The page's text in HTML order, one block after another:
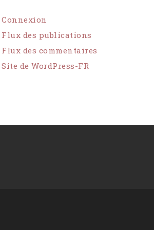
Connexion
Flux des publications
Flux des commentaires
Site de WordPress-FR